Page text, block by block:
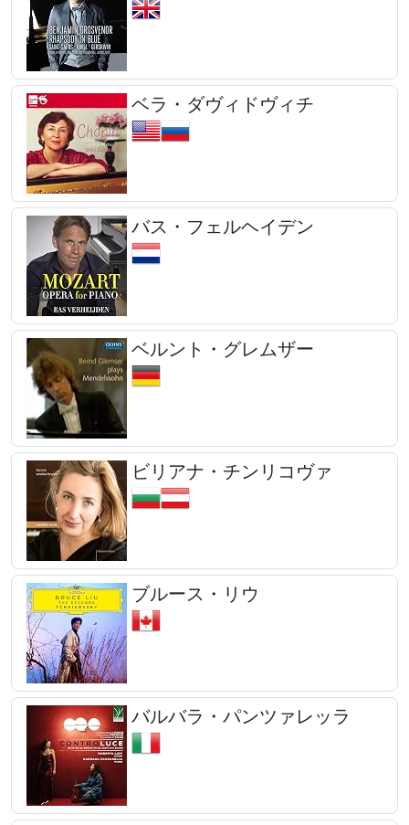
ベラ・ダヴィドヴィチ
バス・フェルヘイデン
ベルント・グレムザー
ビリアナ・チンリコヴァ
ブルース・リウ
バルバラ・パンツァレッラ